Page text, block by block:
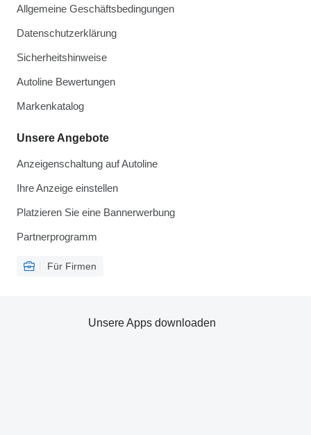
Allgemeine Geschäftsbedingungen
Datenschutzerklärung
Sicherheitshinweise
Autoline Bewertungen
Markenkatalog
Unsere Angebote
Anzeigenschaltung auf Autoline
Ihre Anzeige einstellen
Platzieren Sie eine Bannerwerbung
Partnerprogramm
Für Firmen
Unsere Apps downloaden